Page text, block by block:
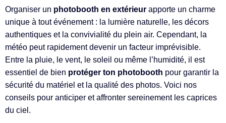
Organiser un photobooth en extérieur apporte un charme
unique à tout événement : la lumière naturelle, les décors
authentiques et la convivialité du plein air. Cependant, la
météo peut rapidement devenir un facteur imprévisible.
Entre la pluie, le vent, le soleil ou même l’humidité, il est
essentiel de bien protéger ton photobooth pour garantir la
sécurité du matériel et la qualité des photos. Voici nos
conseils pour anticiper et affronter sereinement les caprices
du ciel.